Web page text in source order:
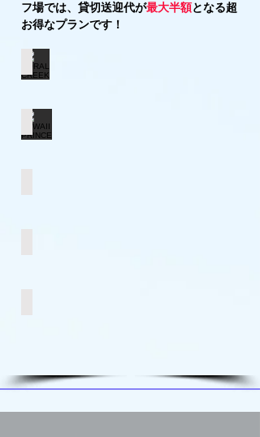
フ場では、貸切送迎代が最大半額となる超
お得なプランです！
CORAL CREEK
HAWAII PRINCE